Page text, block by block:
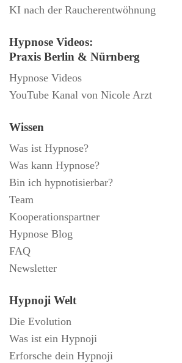
KI nach der Raucherentwöhnung
Hypnose Videos:
Praxis Berlin & Nürnberg
Hypnose Videos
YouTube Kanal von Nicole Arzt
Wissen
Was ist Hypnose?
Was kann Hypnose?
Bin ich hypnotisierbar?
Team
Kooperationspartner
Hypnose Blog
FAQ
Newsletter
Hypnoji Welt
Die Evolution
Was ist ein Hypnoji
Erforsche dein Hypnoji